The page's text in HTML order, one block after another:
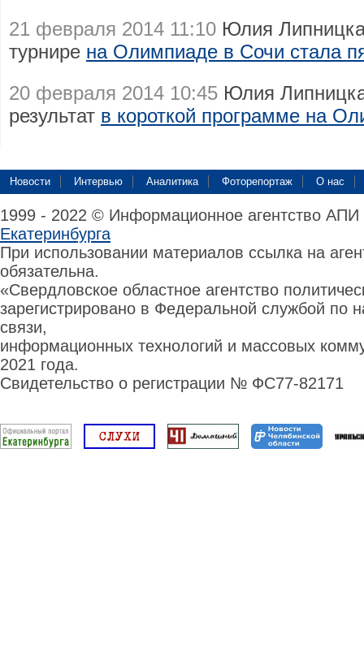
21 февраля 2014 11:10 Юлия
турнире на Олимпиаде в Сочи стала
20 февраля 2014 10:45 Юлия
результат в короткой программе на
Новости Интервью Аналитика Фоторепортаж О нас
1999 - 2022 © Информационное агентство
Екатеринбурга
При использовании материалов ссылка на
обязательна.
«Свердловское областное агентство
зарегистрировано в Федеральной службой по
связи,
информационных технологий и массовых
2021 года.
Свидетельство о регистрации № ФС77-82171